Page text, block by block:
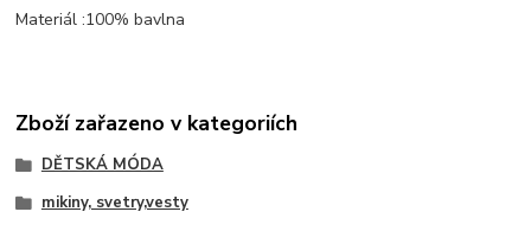
Materiál :100% bavlna
Zboží zařazeno v kategoriích
DĚTSKÁ MÓDA
mikiny, svetry,vesty